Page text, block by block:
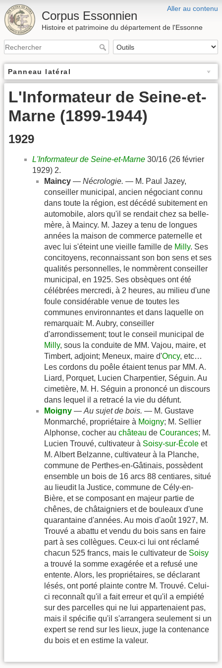
Aller au contenu
Corpus Essonnien
Histoire et patrimoine du département de l'Essonne
Panneau latéral
L'Informateur de Seine-et-
Marne (1899-1944)
1929
L'Informateur de Seine-et-Marne 30/16 (26 février
1929) 2.
Maincy — Nécrologie. — M. Paul Jazey,
conseiller municipal, ancien négociant connu
dans toute la région, est décédé subitement en
automobile, alors qu'il se rendait chez sa belle-
mère, à Maincy. M. Jazey a tenu de longues
années la maison de commerce paternelle et
avec lui s'éteint une vieille famille de Milly. Ses
concitoyens, reconnaissant son bon sens et ses
qualités personnelles, le nommèrent conseiller
municipal, en 1925. Ses obsèques ont été
célébrées mercredi, à 2 heures, au milieu d'une
foule considérable venue de toutes les
communes environnantes et dans laquelle on
remarquait: M. Aubry, conseiller
d'arrondissement; tout le conseil municipal de
Milly, sous la conduite de MM. Vajou, maire, et
Timbert, adjoint; Meneux, maire d'Oncy, etc…
Les cordons du poêle étaient tenus par MM. A.
Liard, Porquet, Lucien Charpentier, Séguin. Au
cimetière, M. H. Séguin a prononcé un discours
dans lequel il a retracé la vie du défunt.
Moigny — Au sujet de bois. — M. Gustave
Monmarché, propriétaire à Moigny; M. Sellier
Alphonse, cocher au château de Courances; M.
Lucien Trouvé, cultivateur à Soisy-sur-École et
M. Albert Belzanne, cultivateur à la Planche,
commune de Perthes-en-Gâtinais, possèdent
ensemble un bois de 16 arcs 88 centiares, situé
au lieudit la Justice, commune de Cély-en-
Bière, et se composant en majeur partie de
chênes, de châtaigniers et de bouleaux d'une
quarantaine d'années. Au mois d'août 1927, M.
Trouvé a abattu et vendu du bois sans en faire
part à ses collègues. Ceux-ci lui ont réclamé
chacun 525 francs, mais le cultivateur de Soisy
a trouvé la somme exagérée et a refusé une
entente. Alors, les propriétaires, se déclarant
lésés, ont porté plainte contre M. Trouvé. Celui-
ci reconnaît qu'il a fait erreur et qu'il a empiété
sur des parcelles qui ne lui appartenaient pas,
mais il spécifie qu'il s'arrangera seulement si un
expert se rend sur les lieux, juge la contenance
du bois et en estime la valeur.